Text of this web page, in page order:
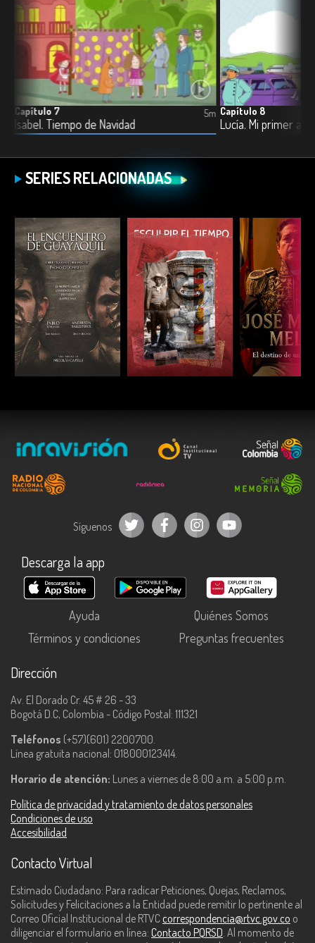
Capítulo 7
Isabel. Tiempo de Navidad
5m Capítulo 8
Lucía. Mi primer
SERIES RELACIONADAS
ESCUCHAR ESCUCHAR
Síguenos
Descarga la app
Ayuda
Quiénes Somos
Términos y condiciones
Preguntas frecuentes
Dirección
Av. El Dorado Cr. 45 # 26 - 33
Bogotá D.C, Colombia - Código Postal: 111321
Teléfonos (+57)(601) 2200700.
Línea gratuita nacional: 018000123414.
Horario de atención: Lunes a viernes de 8:00 a.m. a 5:00 p.m.
Política de privacidad y tratamiento de datos personales
Condiciones de uso
Accesibilidad
Contacto Virtual
Estimado Ciudadano: Para radicar Peticiones, Quejas, Reclamos,
Solicitudes y Felicitaciones a la Entidad puede remitir lo pertinente al
Correo Oficial Institucional de RTVC correspondencia@rtvc.gov.co o
diligenciar el formulario en línea: Contacto PQRSD. Al momento de